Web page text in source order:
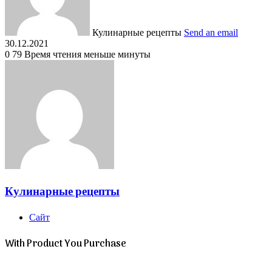
Кулинарные рецепты Send an email
30.12.2021
0 79 Время чтения меньше минуты
Кулинарные рецепты
Сайт
With Product You Purchase